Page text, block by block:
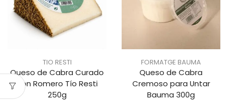
TIO RESTI
Queso de Cabra Curado
con Romero Tío Resti
250g
FORMATGE BAUMA
Queso de Cabra
Cremoso para Untar
Bauma 300g